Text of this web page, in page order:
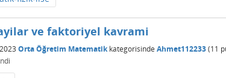
ve faktoriyel kavrami
Orta Öğretim Matematikkategorisinde Ahmet112233(11